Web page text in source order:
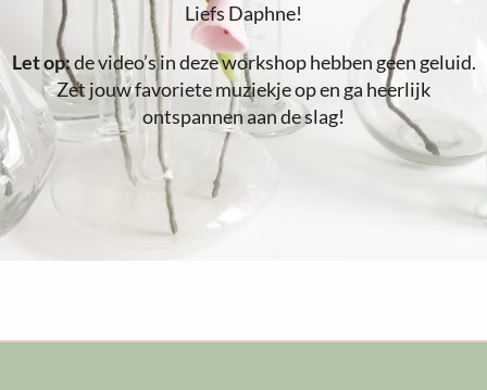
Liefs Daphne!
Let op:de video’s in deze workshop hebben geen geluid.
Zet jouw favoriete muziekje op en ga heerlijk
ontspannen aan de slag!